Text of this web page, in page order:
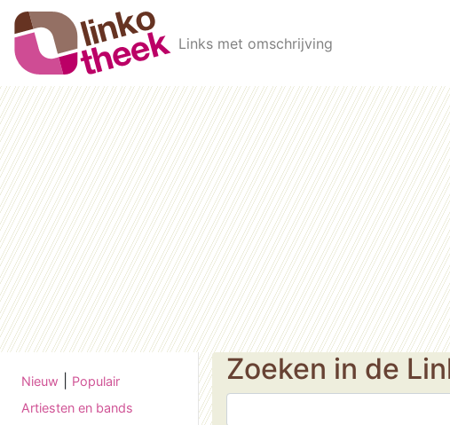
Skip to main content
Links met omschrijving
Nieuw
Populair
Artiesten en bands
Zoeken in de